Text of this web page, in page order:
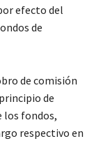
efecto del
de
de comisión
de
los fondos,
respectivo en